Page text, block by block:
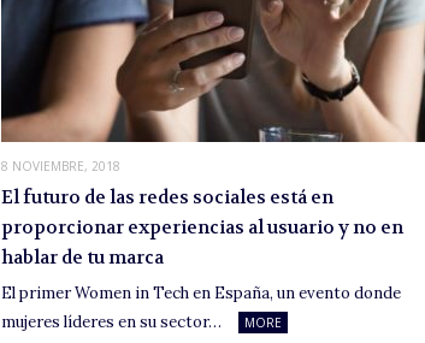
8 NOVIEMBRE, 2018
El futuro de las redes sociales está en
proporcionar experiencias al usuario y no en
hablar de tu marca
El primer Women in Tech en España, un evento donde
mujeres líderes en su sector…
MORE